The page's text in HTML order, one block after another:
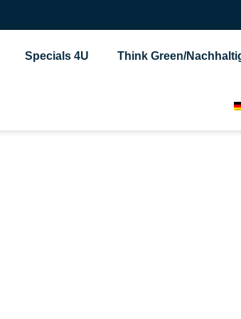
Specials 4U
Think Green/